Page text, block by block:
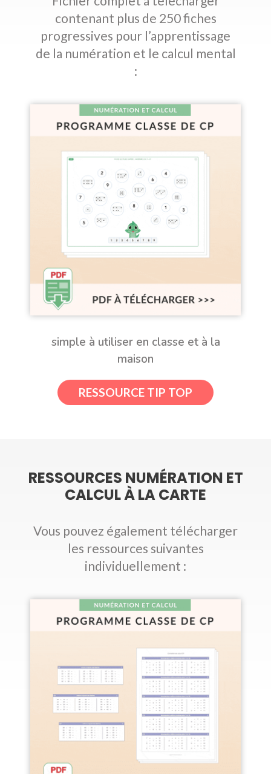
contenant plus de 250 fiches
progressives pour l’apprentissage
de la numération et le calcul mental
:
simple à utiliser en classe et à la
maison
RESSOURCE TIP TOP
RESSOURCES NUMÉRATION ET
CALCUL À LA CARTE
Vous pouvez également télécharger
les ressources suivantes
individuellement :